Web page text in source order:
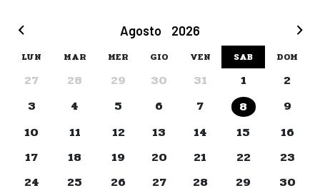
Agosto 2026
LUN MAR MER GIO VEN SAB DOM
27 28 29 30 31 1
2
3
4 5 6 7 8
9
10
11 12 13 14 15
16
17
18 19 20 21 22
23
24
25 26 27 28 29
30